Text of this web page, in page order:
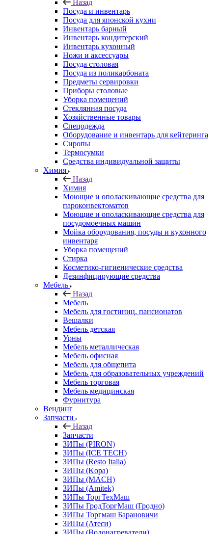
Назад
Посуда и инвентарь
Посуда для японской кухни
Инвентарь барный
Инвентарь кондитерский
Инвентарь кухонный
Ножи и аксессуары
Посуда столовая
Посуда из поликарбоната
Предметы сервировки
Приборы столовые
Уборка помещений
Стеклянная посуда
Хозяйственные товары
Спецодежда
Оборудование и инвентарь для кейтеринга
Сиропы
Термосумки
Средства индивидуальной защиты
Химия
Назад
Химия
Моющие и ополаскивающие средства для
пароконвектоматов
Моющие и ополаскивающие средства для
посудомоечных машин
Мойка оборудования, посуды и кухонного
инвентаря
Уборка помещений
Стирка
Косметико-гигиенические средства
Дезинфицирующие средства
Мебель
Назад
Мебель
Мебель для гостиниц, пансионатов
Вешалки
Мебель детская
Урны
Мебель металлическая
Мебель офисная
Мебель для общепита
Мебель для образовательных учреждений
Мебель торговая
Мебель медицинская
Фурнитура
Вендинг
Запчасти
Назад
Запчасти
ЗИПы (PIRON)
ЗИПы (ICE TECH)
ЗИПы (Resto Italia)
ЗИПы (Kopa)
ЗИПы (MACH)
ЗИПы (Amitek)
ЗИПы ТоргТехМаш
ЗИПы ГродТоргМаш (Гродно)
ЗИПы Торгмаш Барановичи
ЗИПы (Атеси)
ЗИПы (Водонагреватели)